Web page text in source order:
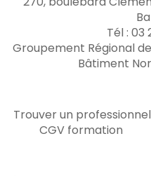
Tél : 03
Groupement Régional
Bâtiment
Trouver un professionnel
CGV formation